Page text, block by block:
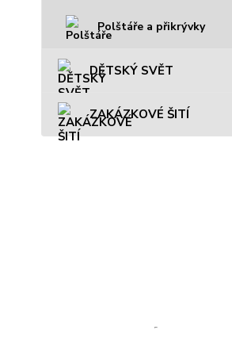
Polštáře a přikrývky
DĚTSKÝ SVĚT
ZAKÁZKOVÉ ŠITÍ